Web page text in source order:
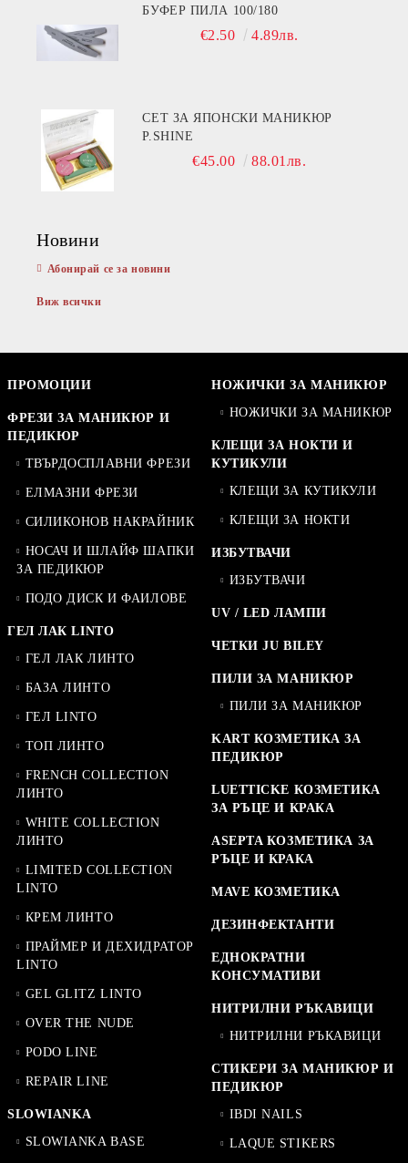
БУФЕР ПИЛА 100/180
€2.50 4.89лв.
СЕТ ЗА ЯПОНСКИ МАНИКЮР
P.SHINE
€45.00 88.01лв.
Новини
Абонирай се за новини
Виж всички
ПРОМОЦИИ
ФРЕЗИ ЗА МАНИКЮР И
ПЕДИКЮР
ТВЪРДОСПЛАВНИ ФРЕЗИ
ЕЛМАЗНИ ФРЕЗИ
СИЛИКОНОВ НАКРАЙНИК
НОСАЧ И ШЛАЙФ ШАПКИ
ЗА ПЕДИКЮР
ПОДО ДИСК И ФАИЛОВЕ
ГЕЛ ЛАК LINTO
ГЕЛ ЛАК ЛИНТО
БАЗА ЛИНТО
ГЕЛ LINTO
ТОП ЛИНТО
FRENCH COLLECTION
ЛИНТО
WHITE COLLECTION
ЛИНТО
LIMITED COLLECTION
LINTO
КРЕМ ЛИНТО
ПРАЙМЕР И ДЕХИДРАТОР
LINTO
GEL GLITZ LINTO
OVER THE NUDE
PODO LINE
REPAIR LINE
SLOWIANKA
SLOWIANKA BASE
НОЖИЧКИ ЗА МАНИКЮР
НОЖИЧКИ ЗА МАНИКЮР
КЛЕЩИ ЗА НОКТИ И
КУТИКУЛИ
КЛЕЩИ ЗА КУТИКУЛИ
КЛЕЩИ ЗА НОКТИ
ИЗБУТВАЧИ
ИЗБУТВАЧИ
UV / LED ЛАМПИ
ЧЕТКИ JU BILEY
ПИЛИ ЗА МАНИКЮР
ПИЛИ ЗА МАНИКЮР
KART КОЗМЕТИКА ЗА
ПЕДИКЮР
LUETTICKE КОЗМЕТИКА
ЗА РЪЦЕ И КРАКА
ASEPTA КОЗМЕТИКА ЗА
РЪЦЕ И КРАКА
MAVE КОЗМЕТИКА
ДЕЗИНФЕКТАНТИ
ЕДНОКРАТНИ
КОНСУМАТИВИ
НИТРИЛНИ РЪКАВИЦИ
НИТРИЛНИ РЪКАВИЦИ
СТИКЕРИ ЗА МАНИКЮР И
ПЕДИКЮР
IBDI NAILS
LAQUE STIKERS